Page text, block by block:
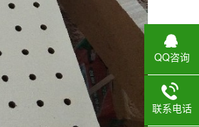
QQ咨询
联系电话